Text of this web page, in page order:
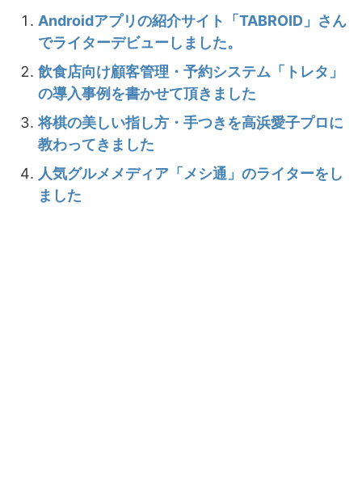
Androidアプリの紹介サイト「TABROID」さん
でライターデビューしました。
飲食店向け顧客管理・予約システム「トレタ」
の導入事例を書かせて頂きました
将棋の美しい指し方・手つきを高浜愛子プロに
教わってきました
人気グルメメディア「メシ通」のライターをし
ました